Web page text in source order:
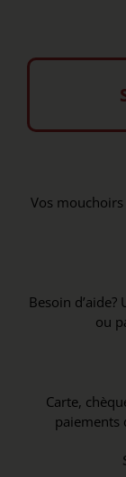
Vos
Besoin
ou
Carte,
paiements